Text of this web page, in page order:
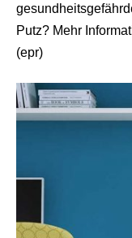
Putz? Mehr
(epr)